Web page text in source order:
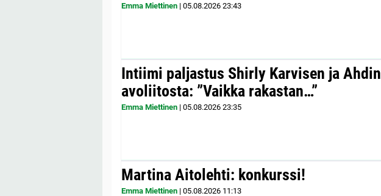
Emma Miettinen | 05.08.2026 23:43
Intiimi paljastus Shirly Karvisen ja Ahdin
avoliitosta: ”Vaikka rakastan…”
Emma Miettinen | 05.08.2026 23:35
Martina Aitolehti: konkurssi!
Emma Miettinen | 05.08.2026 11:13